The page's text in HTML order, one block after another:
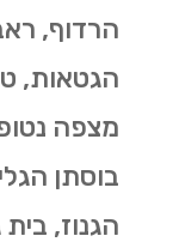
הרדוף,
הגטאות,
מצפה
בוסתן
הגנוז,